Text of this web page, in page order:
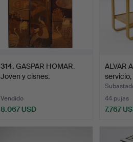
314. GASPAR HOMAR.
Joven y cisnes.
Vendido
8.067 USD
ALVAR
44 pujas
7.767